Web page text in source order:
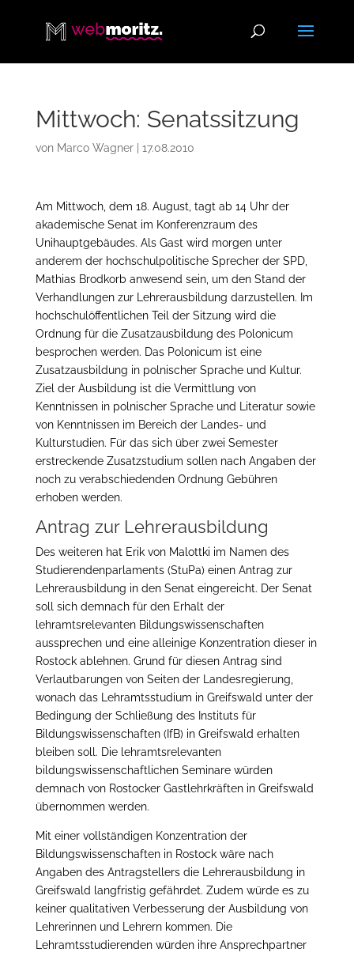
Mittwoch: Senatssitzung
von Marco Wagner| 17.08.2010
Am Mittwoch, dem 18. August, tagt ab 14 Uhr der
akademische Senat im Konferenzraum des
Unihauptgebäudes. Als Gast wird morgen unter
anderem der hochschulpolitische Sprecher der SPD,
Mathias Brodkorb anwesend sein, um den Stand der
Verhandlungen zur Lehrerausbildung darzustellen. Im
hochschulöffentlichen Teil der Sitzung wird die
Ordnung für die Zusatzausbildung des Polonicum
besprochen werden. Das Polonicum ist eine
Zusatzausbildung in polnischer Sprache und Kultur.
Ziel der Ausbildung ist die Vermittlung von
Kenntnissen in polnischer Sprache und Literatur sowie
von Kenntnissen im Bereich der Landes- und
Kulturstudien. Für das sich über zwei Semester
erstreckende Zusatzstudium sollen nach Angaben der
noch zu verabschiedenden Ordnung Gebühren
erhoben werden.
Antrag zur Lehrerausbildung
Des weiteren hat Erik von Malottki im Namen des
Studierendenparlaments (StuPa) einen Antrag zur
Lehrerausbildung in den Senat eingereicht. Der Senat
soll sich demnach für den Erhalt der
lehramtsrelevanten Bildungswissenschaften
aussprechen und eine alleinige Konzentration dieser in
Rostock ablehnen. Grund für diesen Antrag sind
Verlautbarungen von Seiten der Landesregierung,
wonach das Lehramtsstudium in Greifswald unter der
Bedingung der Schließung des Instituts für
Bildungswissenschaften (IfB) in Greifswald erhalten
bleiben soll. Die lehramtsrelevanten
bildungswissenschaftlichen Seminare würden
demnach von Rostocker Gastlehrkräften in Greifswald
übernommen werden.
Mit einer vollständigen Konzentration der
Bildungswissenschaften in Rostock wäre nach
Angaben des Antragstellers die Lehrerausbildung in
Greifswald langfristig gefährdet. Zudem würde es zu
keiner qualitativen Verbesserung der Ausbildung von
Lehrerinnen und Lehrern kommen. Die
Lehramtsstudierenden würden ihre Ansprechpartner